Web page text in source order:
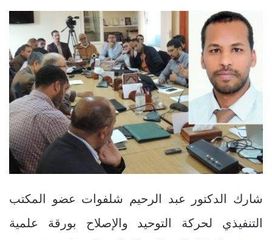
شارك الدكتور عبد الرحيم شلفوات عضو المكتب
التنفيذي لحركة التوحيد والإصلاح بورقة علمية